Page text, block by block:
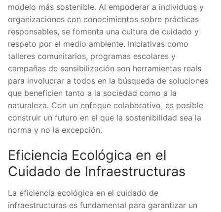
modelo más sostenible. Al empoderar a individuos y
organizaciones con conocimientos sobre prácticas
responsables, se fomenta una cultura de cuidado y
respeto por el medio ambiente. Iniciativas como
talleres comunitarios, programas escolares y
campañas de sensibilización son herramientas reals
para involucrar a todos en la búsqueda de soluciones
que beneficien tanto a la sociedad como a la
naturaleza. Con un enfoque colaborativo, es posible
construir un futuro en el que la sostenibilidad sea la
norma y no la excepción.
Eficiencia Ecológica en el
Cuidado de Infraestructuras
La eficiencia ecológica en el cuidado de
infraestructuras es fundamental para garantizar un